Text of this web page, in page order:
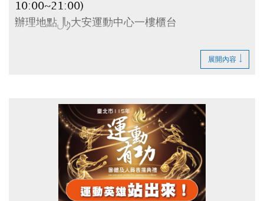
10:00~21:00)
辦理地點：大安運動中心一樓櫃台
3.租金(全日$6,500元/月、日間$5,000元/月)
逾時視同放棄。
如有剩餘車位將於6/30公告。
辦理退租時程：115/7/1~7/10 (每日
10:00~20:00)
展開內容